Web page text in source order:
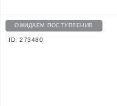
ОЖИДАЕМ ПОСТУПЛЕНИЯ
ID: 273480